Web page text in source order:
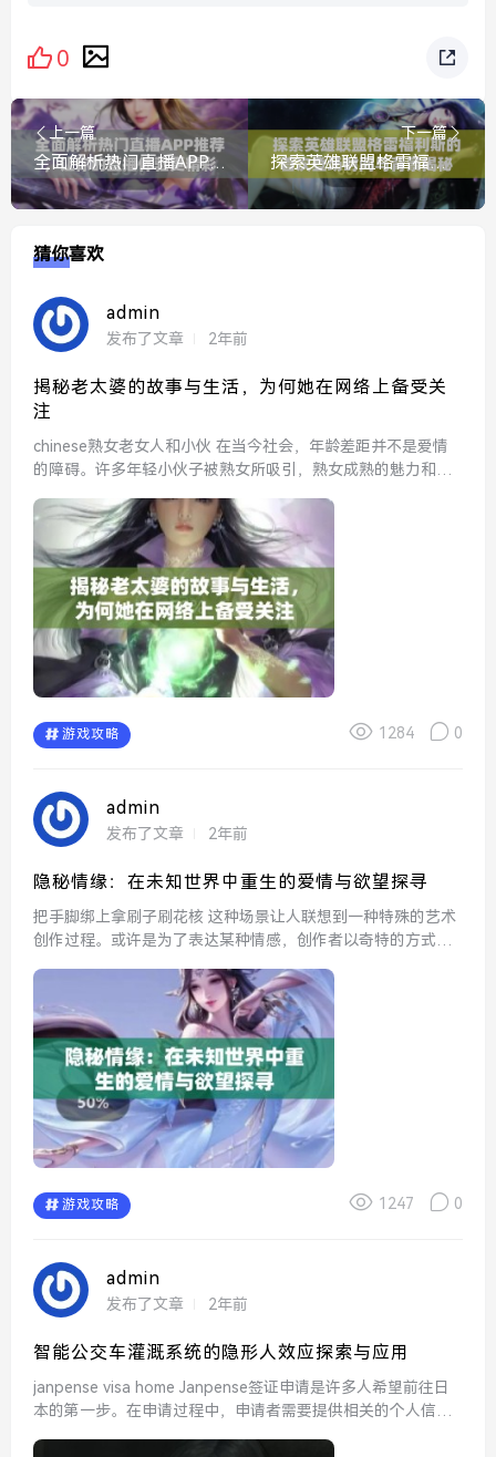
0
上一篇
全面解析热门直播APP推荐，让你的直播体验更精彩
下一篇
探索英雄联盟格雷福利斯的首次登场时间与背景揭秘
猜你喜欢
admin
发布了文章 2年前
揭秘老太婆的故事与生活，为何她在网络上备受关
注
chinese熟女老女人和小伙 在当今社会，年龄差距并不是爱情
的障碍。许多年轻小伙子被熟女所吸引，熟女成熟的魅力和深
了如何与他人相处，也为熟女提供了重新焕发青春...
游戏攻略 1284 0
admin
发布了文章 2年前
隐秘情缘：在未知世界中重生的爱情与欲望探寻
把手脚绑上拿刷子刷花核 这种场景让人联想到一种特殊的艺术
创作过程。或许是为了表达某种情感，创作者以奇特的方式将
尊重和对美的追求。这种极具象征意义的行为引发了不同...
游戏攻略 1247 0
admin
发布了文章 2年前
智能公交车灌溉系统的隐形人效应探索与应用
janpense visa home Janpense签证申请是许多人希望前往日
本的第一步。在申请过程中，申请者需要提供相关的个人信